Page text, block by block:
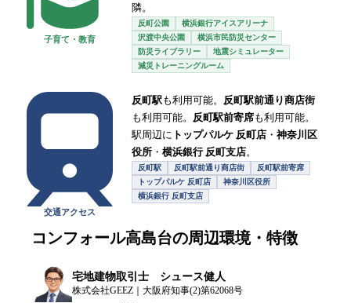
子育て・教育
隣。
反町公園
横浜銀行アイスアリーナ
沢渡中央公園
横浜市民防災センター
防災ライブラリー
地震シミュレーター
減災トレーニングルーム
交通アクセス
反町駅も利用可能。 反町駅前通り商店街
も利用可能。 反町駅前寄席も利用可能。
駅周辺に トップパルケ 反町店 ・ 神奈川区
役所 ・ 横浜銀行 反町支店。
反町駅 反町駅前通り商店街
反町駅前寄席
トップパルケ 反町店
神奈川区役所
横浜銀行 反町支店
コンフォール高島台の周辺環境・特徴
宅地建物取引士 シュース健人
株式会社GEEZ｜大阪府知事(2)第62068号